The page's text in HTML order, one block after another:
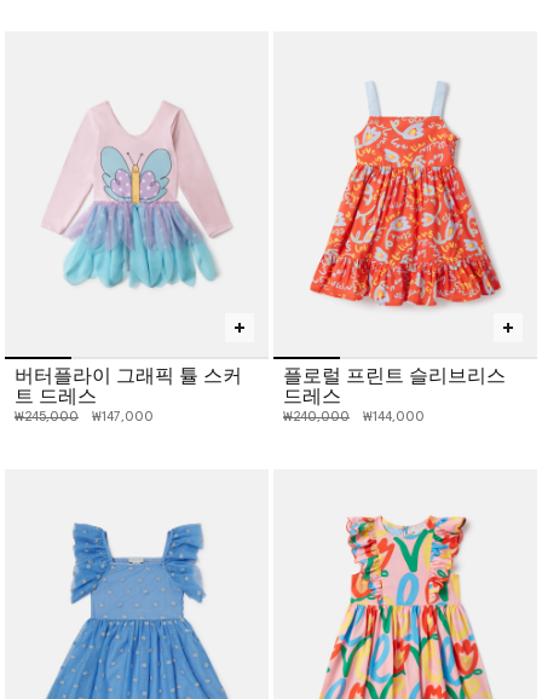
버터플라이 그래픽 튤 스커
트 드레스
인하 전 가격:
₩245,000인하된 가격:
₩147,000
플로럴 프린트 슬리브리스
드레스
인하 전 가격:
₩240,000인하된 가격:
₩144,000